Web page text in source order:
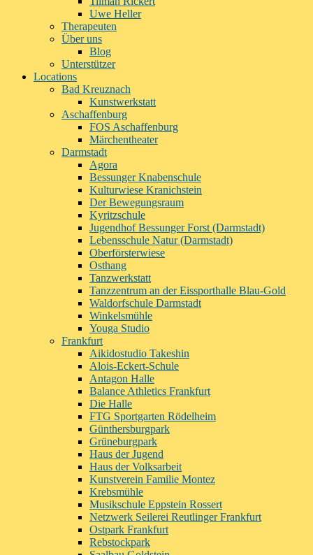
Uwe Heller
Therapeuten
Über uns
Blog
Unterstützer
Locations
Bad Kreuznach
Kunstwerkstatt
Aschaffenburg
FOS Aschaffenburg
Märchentheater
Darmstadt
Agora
Bessunger Knabenschule
Kulturwiese Kranichstein
Der Bewegungsraum
Kyritzschule
Jugendhof Bessunger Forst (Darmstadt)
Lebensschule Natur (Darmstadt)
Oberförsterwiese
Osthang
Tanzwerkstatt
Tanzzentrum an der Eissporthalle Blau-Gold
Waldorfschule Darmstadt
Winkelsmühle
Youga Studio
Frankfurt
Aikidostudio Takeshin
Alois-Eckert-Schule
Antagon Halle
Balance Athletics Frankfurt
Die Halle
FTG Sportgarten Rödelheim
Günthersburgpark
Grüneburgpark
Haus der Jugend
Haus der Volksarbeit
Kunstverein Familie Montez
Krebsmühle
Musikschule Eppstein Rossert
Netzwerk Seilerei Reutlinger Frankfurt
Ostpark Frankfurt
Rebstockpark